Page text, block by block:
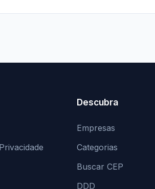
Descubra
Empresas
Categorias
Buscar CEP
DDD